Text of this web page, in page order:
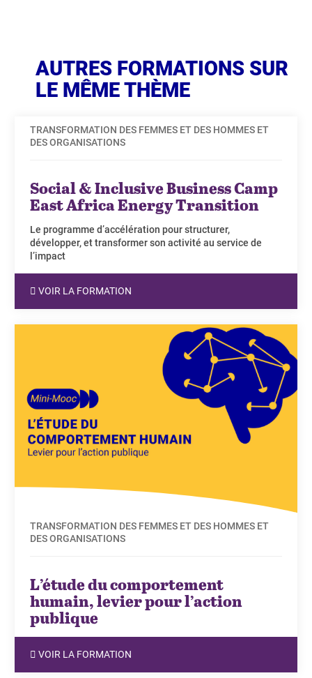
AUTRES FORMATIONS SUR
LE MÊME THÈME
TRANSFORMATION DES FEMMES ET DES HOMMES ET
DES ORGANISATIONS
Social & Inclusive Business Camp
East Africa Energy Transition
Le programme d’accélération pour structurer,
développer, et transformer son activité au service de
l’impact
VOIR LA FORMATION
TRANSFORMATION DES FEMMES ET DES HOMMES ET
DES ORGANISATIONS
L’étude du comportement
humain, levier pour l’action
publique
VOIR LA FORMATION